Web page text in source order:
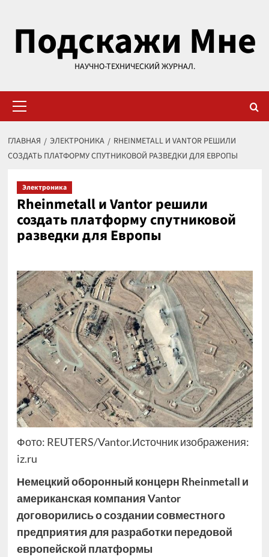
содержимому
Подскажи Мне
НАУЧНО-ТЕХНИЧЕСКИЙ ЖУРНАЛ.
меню
ГЛАВНАЯ ЭЛЕКТРОНИКА
RHEINMETALL И VANTOR РЕШИЛИ
СОЗДАТЬ ПЛАТФОРМУ СПУТНИКОВОЙ РАЗВЕДКИ ДЛЯ ЕВРОПЫ
Электроника
Rheinmetall и Vantor решили
создать платформу спутниковой
разведки для Европы
Фото: REUTERS/Vantor.Источник изображения:
iz.ru
Немецкий оборонный концерн Rheinmetall и
американская компания Vantor
договорились о создании совместного
предприятия для разработки передовой
европейской платформы